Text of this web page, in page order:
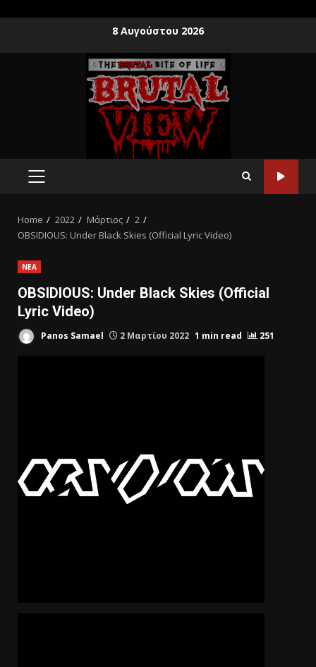
8 Αυγούστου 2026
Home 2022 Μάρτιος
2
OBSIDIOUS: Under Black Skies (Official Lyric Video)
ΝΕΑ
OBSIDIOUS: Under Black Skies (Official
Lyric Video)
Panos Samael 2 Μαρτίου 2022 1 min read 251